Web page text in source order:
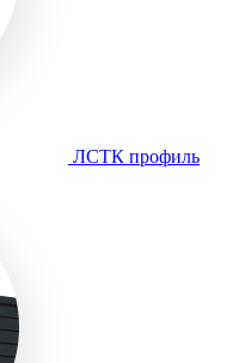
ЛСТК профиль